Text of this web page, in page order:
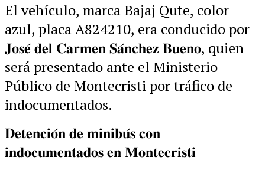
El vehículo, marca Bajaj Qute, color
azul, placa A824210, era conducido por
𝐉𝐨𝐬𝐞́ 𝐝𝐞𝐥 𝐂𝐚𝐫𝐦𝐞𝐧 𝐒𝐚́𝐧𝐜𝐡𝐞𝐳 𝐁𝐮𝐞𝐧𝐨, quien
será presentado ante el Ministerio
Público de Montecristi por tráfico de
indocumentados.
𝐃𝐞𝐭𝐞𝐧𝐜𝐢𝐨́𝐧 𝐝𝐞 𝐦𝐢𝐧𝐢𝐛𝐮́𝐬 𝐜𝐨𝐧
𝐢𝐧𝐝𝐨𝐜𝐮𝐦𝐞𝐧𝐭𝐚𝐝𝐨𝐬 𝐞𝐧 𝐌𝐨𝐧𝐭𝐞𝐜𝐫𝐢𝐬𝐭𝐢